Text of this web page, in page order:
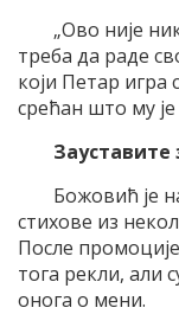
„Ово није
треба да раде
који Петар игра
срећан што му
Божовић је
стихове из
После
тога рекли, али
онога о мени.